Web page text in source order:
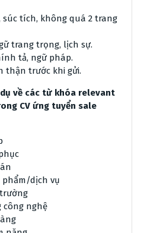
súc tích, không quá 2 trang
trang trọng, lịch sự.
tả, ngữ pháp.
thận trước khi gửi.
về các từ khóa relevant
CV ứng tuyển sale
phẩm/dịch vụ
công nghệ